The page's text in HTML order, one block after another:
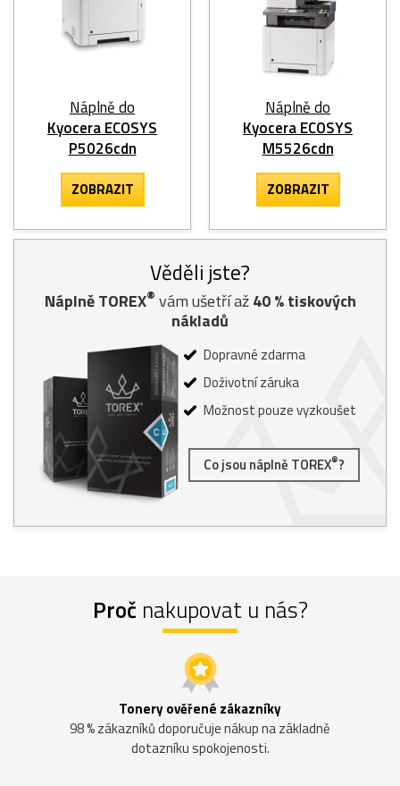
Náplně do
Kyocera ECOSYS
P5026cdn
ZOBRAZIT
Náplně do
Kyocera ECOSYS
M5526cdn
ZOBRAZIT
Věděli jste?
Náplně TOREX® vám ušetří až40% tiskových
nákladů
Dopravné zdarma
Doživotní záruka
Možnost pouze vyzkoušet
Co jsou náplně TOREX®?
Proč nakupovat u nás?
Tonery ověřené zákazníky
98 % zákazníků doporučuje nákup na základně
dotazníku spokojenosti.